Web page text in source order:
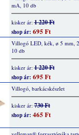
mA, 10 db
kisker ár:1 220 Ft
shop ár: 695 Ft
Villogó LED, kék, ø 5 mm,
10 db
kisker ár:1 220 Ft
shop ár: 695 Ft
Villogó, barkácskészlet
kisker ár:730 Ft
shop ár: 465 Ft